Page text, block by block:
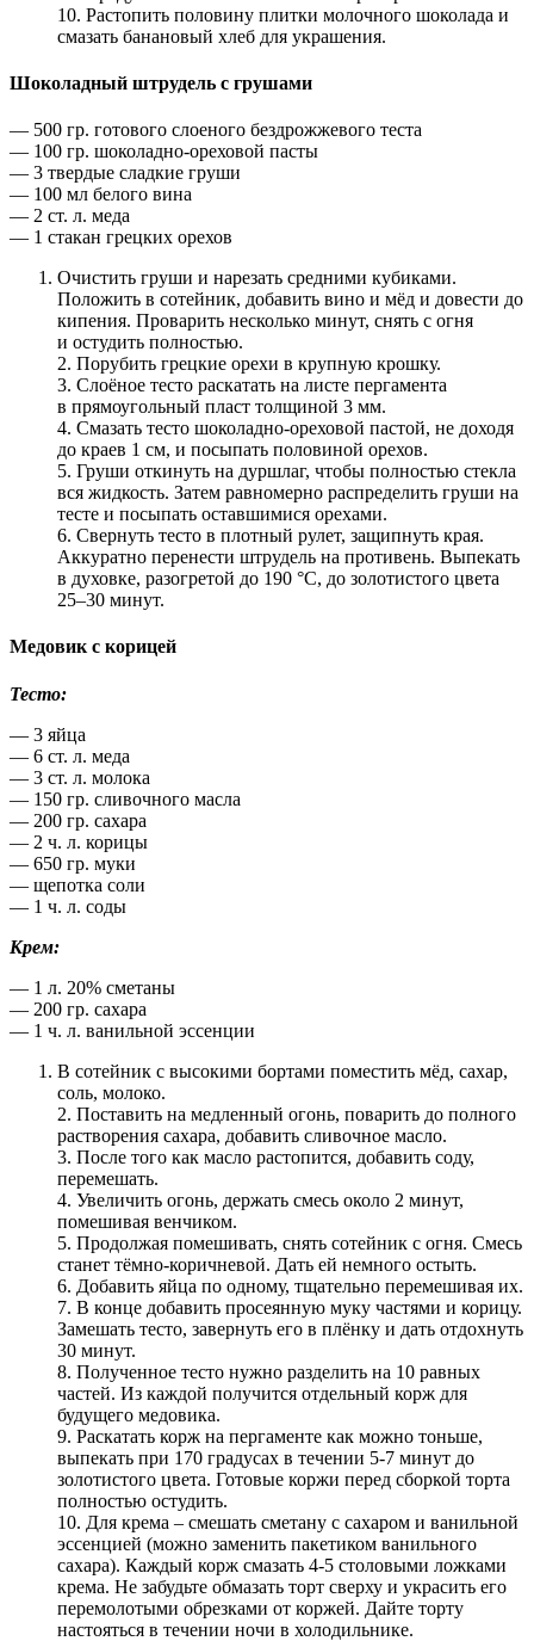
10. Растопить половину плитки молочного шоколада и
смазать банановый хлеб для украшения.
Шоколадный штрудель с грушами
— 500 гр. готового слоеного бездрожжевого теста
— 100 гр. шоколадно-ореховой пасты
— 3 твердые сладкие груши
— 100 мл белого вина
— 2 ст. л. меда
— 1 стакан грецких орехов
Очистить груши и нарезать средними кубиками.
Положить в сотейник, добавить вино и мёд и довести до
кипения. Проварить несколько минут, снять с огня
и остудить полностью.
2. Порубить грецкие орехи в крупную крошку.
3. Слоёное тесто раскатать на листе пергамента
в прямоугольный пласт толщиной 3 мм.
4. Смазать тесто шоколадно-ореховой пастой, не доходя
до краев 1 см, и посыпать половиной орехов.
5. Груши откинуть на дуршлаг, чтобы полностью стекла
вся жидкость. Затем равномерно распределить груши на
тесте и посыпать оставшимися орехами.
6. Свернуть тесто в плотный рулет, защипнуть края.
Аккуратно перенести штрудель на противень. Выпекать
в духовке, разогретой до 190 °С, до золотистого цвета
25–30 минут.
Медовик с корицей
Тесто:
— 3 яйца
— 6 ст. л. меда
— 3 ст. л. молока
— 150 гр. сливочного масла
— 200 гр. сахара
— 2 ч. л. корицы
— 650 гр. муки
— щепотка соли
— 1 ч. л. соды
Крем:
— 1 л. 20% сметаны
— 200 гр. сахара
— 1 ч. л. ванильной эссенции
В сотейник с высокими бортами поместить мёд, сахар,
соль, молоко.
2. Поставить на медленный огонь, поварить до полного
растворения сахара, добавить сливочное масло.
3. После того как масло растопится, добавить соду,
перемешать.
4. Увеличить огонь, держать смесь около 2 минут,
помешивая венчиком.
5. Продолжая помешивать, снять сотейник с огня. Смесь
станет тёмно-коричневой. Дать ей немного остыть.
6. Добавить яйца по одному, тщательно перемешивая их.
7. В конце добавить просеянную муку частями и корицу.
Замешать тесто, завернуть его в плёнку и дать отдохнуть
30 минут.
8. Полученное тесто нужно разделить на 10 равных
частей. Из каждой получится отдельный корж для
будущего медовика.
9. Раскатать корж на пергаменте как можно тоньше,
выпекать при 170 градусах в течении 5-7 минут до
золотистого цвета. Готовые коржи перед сборкой торта
полностью остудить.
10. Для крема – смешать сметану с сахаром и ванильной
эссенцией (можно заменить пакетиком ванильного
сахара). Каждый корж смазать 4-5 столовыми ложками
крема. Не забудьте обмазать торт сверху и украсить его
перемолотыми обрезками от коржей. Дайте торту
настояться в течении ночи в холодильнике.